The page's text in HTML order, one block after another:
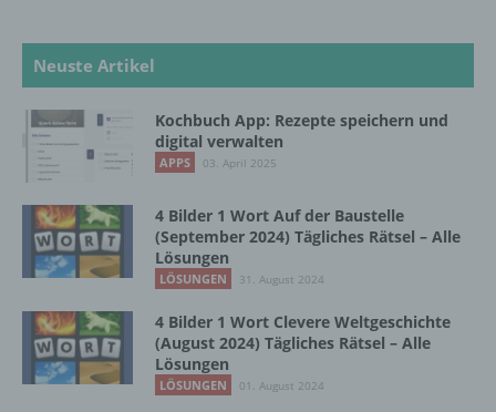
Neuste Artikel
Kochbuch App: Rezepte speichern und
digital verwalten
APPS 03. April 2025
4 Bilder 1 Wort Auf der Baustelle
(September 2024) Tägliches Rätsel – Alle
Lösungen
LÖSUNGEN 31. August 2024
4 Bilder 1 Wort Clevere Weltgeschichte
(August 2024) Tägliches Rätsel – Alle
Lösungen
LÖSUNGEN 01. August 2024
zu bewerten, insbesondere, um Aspekte
Lage, Gesundheit, persönlicher Vorlieben,
Interessen, Zuverlässigkeit, Verhalten,
Aufenthaltsort oder Ortswechsel dieser
vorherzusagen.
f) Pseudonymisierung
Pseudonymisierung ist die Verarbeitung
personenbezogener Daten in einer Weise,
auf welche die personenbezogenen Daten
ohne Hinzuziehung zusätzlicher